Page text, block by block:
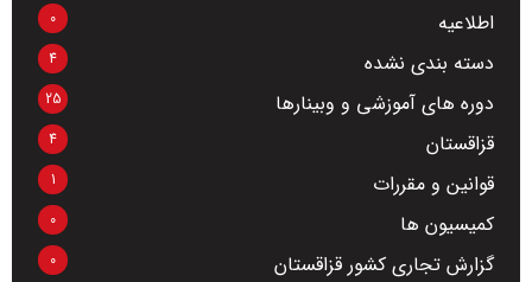
اطلاعیه 0
دسته بندی نشده 4
دوره های آموزشی و وبینارها 25
قزاقستان 4
قوانین و مقررات 1
کمیسیون ها 0
گزارش تجاری کشور قزاقستان 0